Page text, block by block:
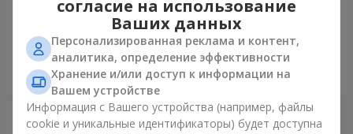
Заказать
золото"
Заказать
согласие на использование
Ваших данных
Персонализированная реклама и контент,
аналитика, определение эффективности
Хранение и/или доступ к информации на
Вашем устройстве
Информация с Вашего устройства (например, файлы
cookie и уникальные идентификаторы) будет доступна